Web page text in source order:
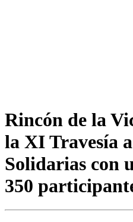
Rincón de la
la XI Travesía
Solidarias con
350